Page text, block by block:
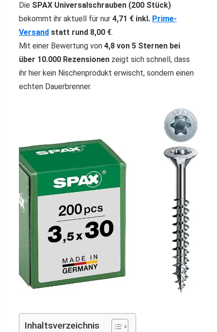
Die SPAX Universalschrauben (200 Stück)
bekommt ihr aktuell für nur 4,71 € inkl. Prime-
Versand statt rund 8,00 €.
Mit einer Bewertung von 4,8 von 5 Sternen bei
über 10.000 Rezensionen zeigt sich schnell, dass
ihr hier kein Nischenprodukt erwischt, sondern einen
echten Dauerbrenner.
Inhaltsverzeichnis